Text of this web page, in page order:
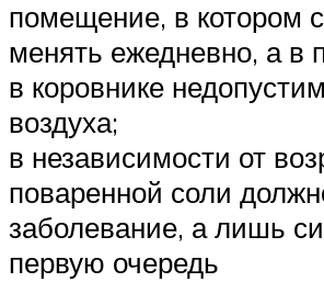
помещение, в котором
менять ежедневно, а в
в коровнике
воздуха;
в независимости от
поваренной соли
заболевание, а лишь
первую очередь